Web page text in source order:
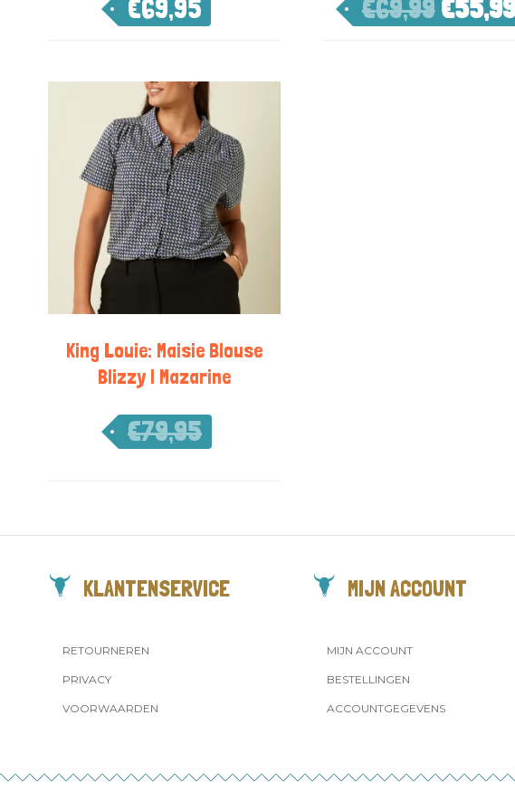
€69,95 €69,99 €55,99
King Louie: Maisie Blouse
Blizzy | Mazarine
€79,95
KLANTENSERVICE
RETOURNEREN
PRIVACY
VOORWAARDEN
MIJN ACCOUNT
MIJN ACCOUNT
BESTELLINGEN
ACCOUNTGEGEVENS